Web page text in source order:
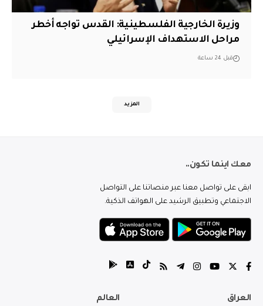
وزيرة الخارجية الفلسطينية: القدس تواجه أخطر
مراحل الاستهداف الإسرائيلي
قبل 24 ساعة
المزيد
معك اينما تكون..
ابقى على تواصل معنا عبر منصاتنا على التواصل
الاجتماعي وتطبيق الرشيد على الهواتف الذكية.
العراق العالم